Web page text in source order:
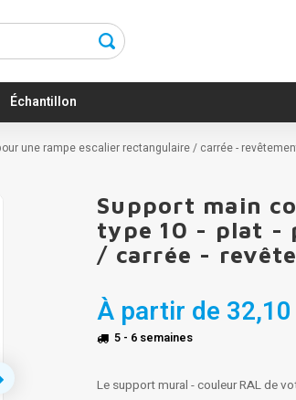
Échantillon
une rampe escalier rectangulaire / carrée -
Support main
type 10 - plat -
/ carrée -
À partir de
5 - 6 semaines
Le support mural - couleur RAL de